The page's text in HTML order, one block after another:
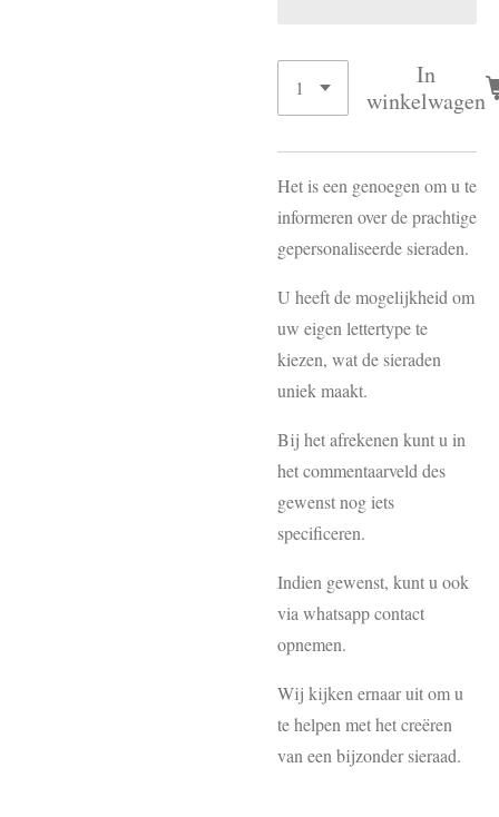
In
winkelwagen
Het is een genoegen om u te
informeren over de prachtige
gepersonaliseerde sieraden.
U heeft de mogelijkheid om
uw eigen lettertype te
kiezen, wat de sieraden
uniek maakt.
Bij het afrekenen kunt u in
het commentaarveld des
gewenst nog iets
specificeren.
Indien gewenst, kunt u ook
via whatsapp contact
opnemen.
Wij kijken ernaar uit om u
te helpen met het creëren
van een bijzonder sieraad.